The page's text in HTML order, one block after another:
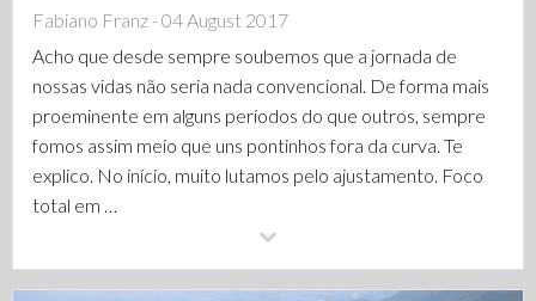
Fabiano Franz - 04 August 2017
Acho que desde sempre soubemos que a jornada de
nossas vidas não seria nada convencional. De forma mais
proeminente em alguns períodos do que outros, sempre
fomos assim meio que uns pontinhos fora da curva. Te
explico. No início, muito lutamos pelo ajustamento. Foco
total em …